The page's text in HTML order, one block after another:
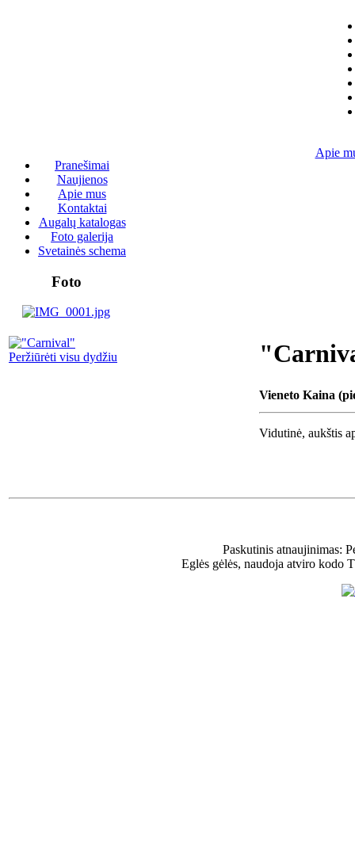
Pranešimai
Naujienos
Apie mus
Kontaktai
Augalų katalogas
Foto galerija
Svetainės schema
Foto
Apie
Peržiūrėti visu dydžiu
Vieneto Kaina
Vidutinė, aukštis
Paskutinis atnaujinimas:
Eglės gėlės, naudoja atviro kodo